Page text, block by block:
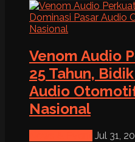
Venom Audio
25 Tahun,
Audio
Nasional
Jul 31,